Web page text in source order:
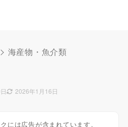
海産物・魚介類
2026年1月16日
には広告が含まれています。